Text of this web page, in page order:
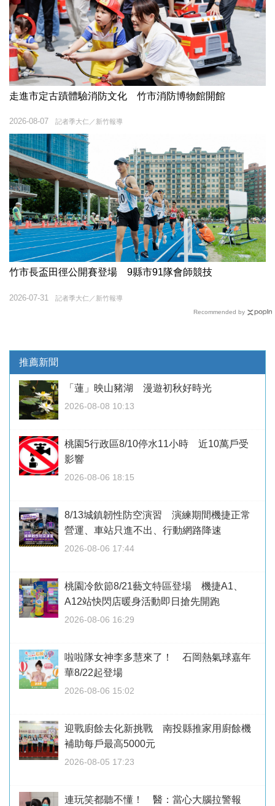
走進市定古蹟體驗消防文化 竹市消防博物館開館
記者季大仁／新竹報導
2026-08-07
竹市長盃田徑公開賽登場 9縣市91隊會師競技
記者季大仁／新竹報導
2026-07-31
Recommended by
推薦新聞
「蓮」映山豬湖 漫遊初秋好時光
2026-08-08 10:13
桃園5行政區8/10停水11小時 近10萬戶受
影響
2026-08-06 18:15
8/13城鎮韌性防空演習 演練期間機捷正常
營運、車站只進不出、行動網路降速
2026-08-06 17:44
桃園冷飲節8/21藝文特區登場 機捷A1、
A12站快閃店暖身活動即日搶先開跑
2026-08-06 16:29
啦啦隊女神李多慧來了！ 石岡熱氣球嘉年
華8/22起登場
2026-08-06 15:02
迎戰廚餘去化新挑戰 南投縣推家用廚餘機
補助每戶最高5000元
2026-08-05 17:23
連玩笑都聽不懂！ 醫：當心大腦拉警報